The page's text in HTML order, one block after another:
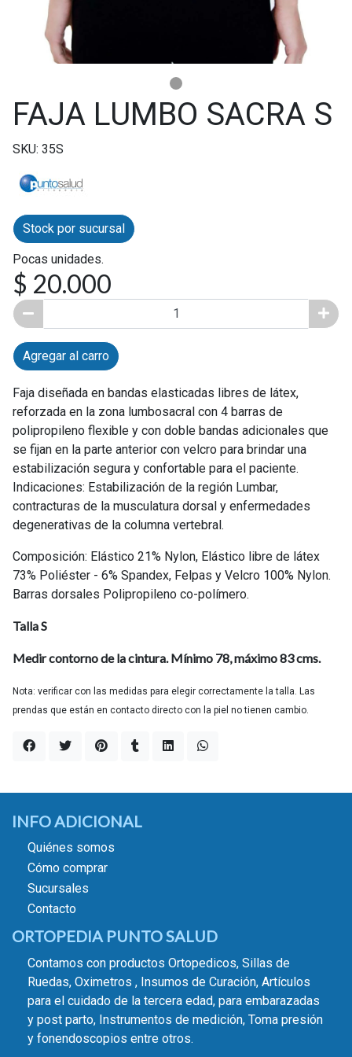
FAJA LUMBO SACRA S
SKU: 35S
Stock por sucursal
Pocas unidades.
$ 20.000
Agregar al carro
Faja diseñada en bandas elasticadas libres de látex,
reforzada en la zona lumbosacral con 4 barras de
polipropileno flexible y con doble bandas adicionales que
se fijan en la parte anterior con velcro para brindar una
estabilización segura y confortable para el paciente.
Indicaciones: Estabilización de la región Lumbar,
contracturas de la musculatura dorsal y enfermedades
degenerativas de la columna vertebral.
Composición: Elástico 21% Nylon, Elástico libre de látex
73% Poliéster - 6% Spandex, Felpas y Velcro 100% Nylon.
Barras dorsales Polipropileno co-polímero.
Talla S
Medir contorno de la cintura. Mínimo 78, máximo 83 cms.
Nota: verificar con las medidas para elegir correctamente la talla. Las
prendas que están en contacto directo con la piel no tienen cambio.
INFO ADICIONAL
Quiénes somos
Cómo comprar
Sucursales
Contacto
ORTOPEDIA PUNTO SALUD
Contamos con productos Ortopedicos, Sillas de
Ruedas, Oximetros , Insumos de Curación, Artículos
para el cuidado de la tercera edad, para embarazadas
y post parto, Instrumentos de medición, Toma presión
y fonendoscopios entre otros.